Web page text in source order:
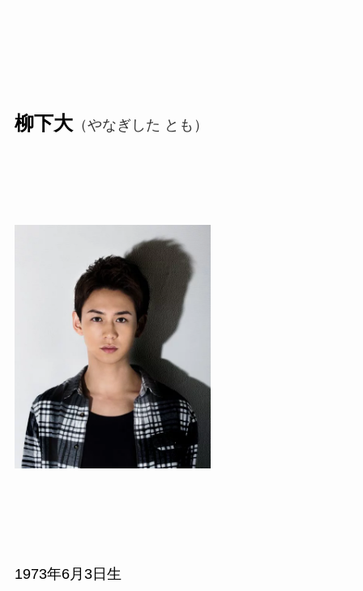
柳下大（やなぎした とも）
1973年6月 3日生